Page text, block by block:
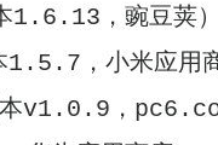
1.6.13，豌豆荚
1.5.7，小米应用
本v1.0.9，